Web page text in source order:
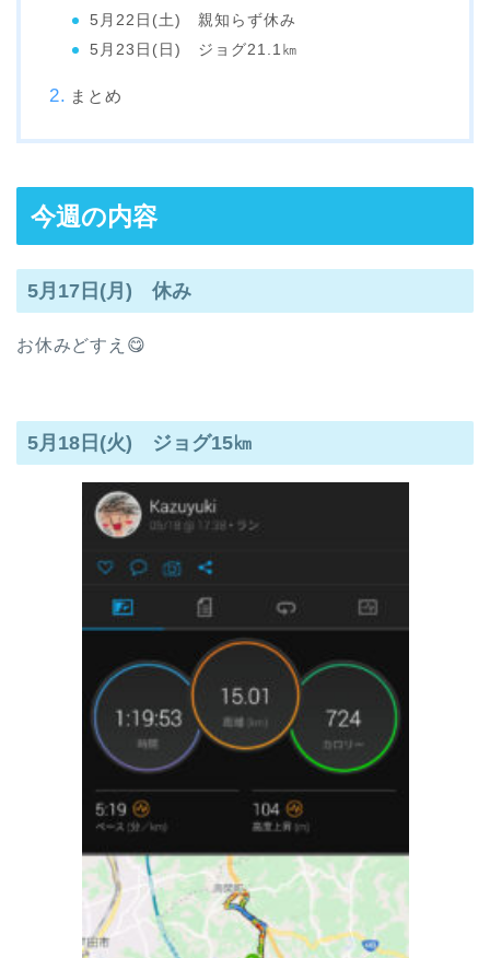
5月22日(土) 親知らず休み
5月23日(日) ジョグ21.1㎞
まとめ
今週の内容
5月17日(月) 休み
お休みどすえ😋
5月18日(火) ジョグ15㎞